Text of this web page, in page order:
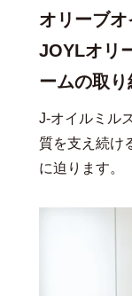
オリーブ
JOYLオリ
ームの取り
J-オイルミル
質を支え続け
に迫ります。